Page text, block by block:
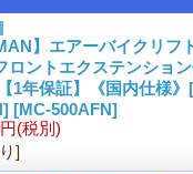
】エアーバイクリフ
ロントエクステンショ
1年保証】《国内仕様
[MC-500AFN]
(税別)
]